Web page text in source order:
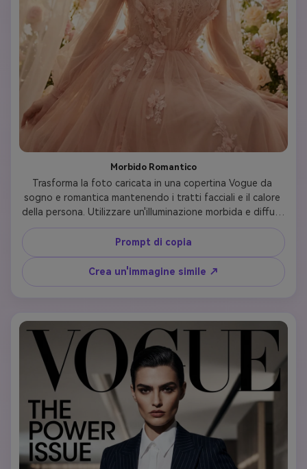
Morbido Romantico
Trasforma la foto caricata in una copertina Vogue da
sogno e romantica mantenendo i tratti facciali e il calore
della persona. Utilizzare un'illuminazione morbida e diffusa
con un delicato bagliore pescoso o dorato. Vestire in
tessuti fluidi, delicati pizzi, volant o tulle etereo nei colori
morbidi (rosa blush, champagne, blu polvere, avorio). I
capelli dovrebbero essere onde morbide, ricci sciolti o
updos romantici con tendini che incorniciano il viso.
elementi di stile. Tipografia: 'VOGUE' in sceneggiatura
elegante, titolo 'Modern Romance', copertina su bellezza
senza tempo e storie d'amore. Evocare dolce femminilità
e grazia.
Prompt di copia
Crea un'immagine simile ↗